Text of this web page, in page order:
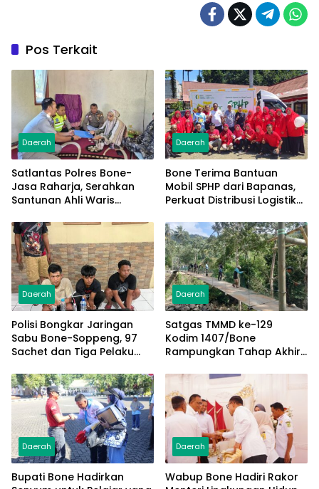
Pos Terkait
Daerah
Satlantas Polres Bone-
Jasa Raharja, Serahkan
Santunan Ahli Waris
Rp50 Juta
Daerah
Bone Terima Bantuan
Mobil SPHP dari Bapanas,
Perkuat Distribusi Logistik
Daerah
Polisi Bongkar Jaringan
Sabu Bone-Soppeng, 97
Sachet dan Tiga Pelaku
Daerah
Satgas TMMD ke-129
Kodim 1407/Bone
Rampungkan Tahap Akhir
Pattuku, Jaring Pengaman
Mulai Terpasang
Daerah
Bupati Bone Hadirkan
Daerah
Wabup Bone Hadiri Rakor